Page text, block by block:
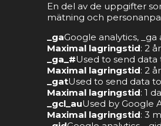
En del av de uppgifter
mätning och
_gaGoogle analytics,
Maximal lagringstid: 2 år
_ga_#Used to send data
Maximal lagringstid: 2 år
_gatUsed to send data
Maximal lagringstid: 1
_gcl_auUsed by Google
Maximal lagringstid: 3